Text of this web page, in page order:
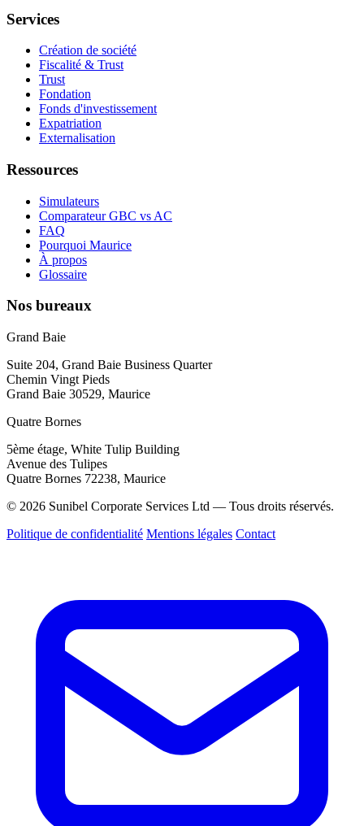
Services
Création de société
Fiscalité & Trust
Trust
Fondation
Fonds d'investissement
Expatriation
Externalisation
Ressources
Simulateurs
Comparateur GBC vs AC
FAQ
Pourquoi Maurice
À propos
Glossaire
Nos bureaux
Grand Baie
Suite 204, Grand Baie Business Quarter
Chemin Vingt Pieds
Grand Baie 30529, Maurice
Quatre Bornes
5ème étage, White Tulip Building
Avenue des Tulipes
Quatre Bornes 72238, Maurice
© 2026 Sunibel Corporate Services Ltd — Tous droits réservés.
Politique de confidentialité Mentions légales Contact